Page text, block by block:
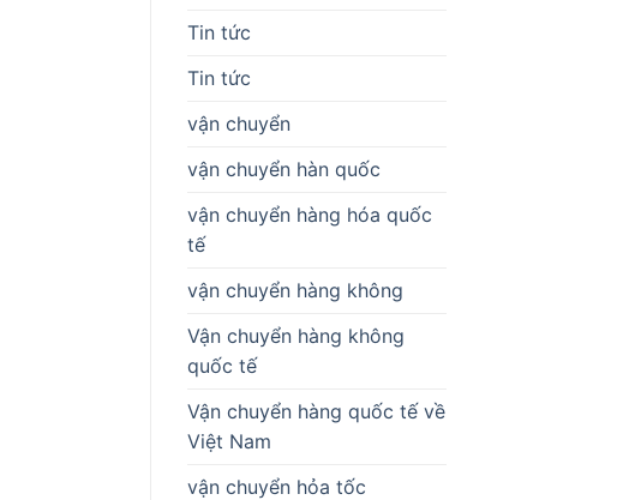
Tin tức
Tin tức
vận chuyển
vận chuyển hàn quốc
vận chuyển hàng hóa quốc
tế
vận chuyển hàng không
Vận chuyển hàng không
quốc tế
Vận chuyển hàng quốc tế về
Việt Nam
vận chuyển hỏa tốc